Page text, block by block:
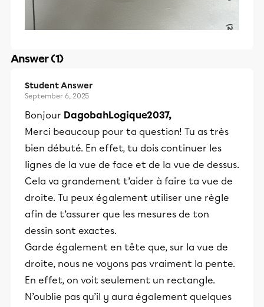
Answer (1)
Student Answer
September 6, 2025
Bonjour DagobahLogique2037,
Merci beaucoup pour ta question! Tu as très
bien débuté. En effet, tu dois continuer les
lignes de la vue de face et de la vue de dessus.
Cela va grandement t’aider à faire ta vue de
droite. Tu peux également utiliser une règle
afin de t’assurer que les mesures de ton
dessin sont exactes.
Garde également en tête que, sur la vue de
droite, nous ne voyons pas vraiment la pente.
En effet, on voit seulement un rectangle.
N’oublie pas qu’il y aura également quelques